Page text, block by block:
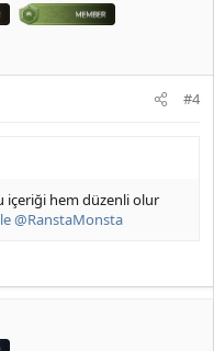
#4
içeriği hem düzenli olur
@RanstaMonsta